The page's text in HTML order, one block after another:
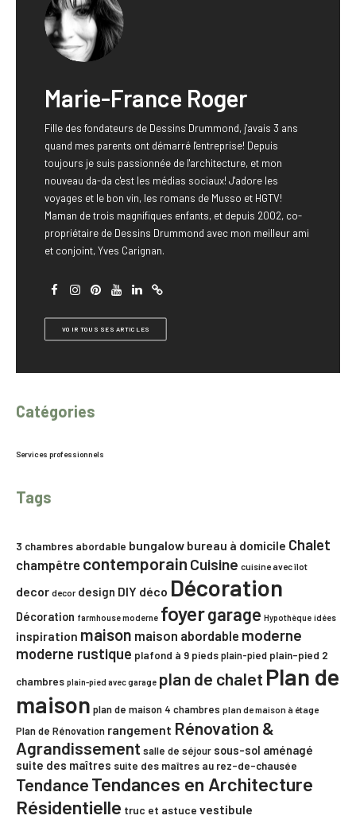
Marie-France Roger
Fille des fondateurs de Dessins Drummond, j'avais 3 ans
quand mes parents ont démarré l'entreprise! Depuis
toujours je suis passionnée de l'architecture, et mon
nouveau da-da c'est les médias sociaux! J'adore les
voyages et le bon vin, les romans de Musso et HGTV!
Maman de trois magnifiques enfants, et depuis 2002, co-
propriétaire de Dessins Drummond avec mon meilleur ami
et conjoint, Yves Carignan.
VOIR TOUS SES ARTICLES
Catégories
Services professionnels
Tags
3 chambres abordable bungalow bureau à domicile Chalet
champêtre contemporain Cuisine cuisine avec îlot
decor decor design DIY déco Décoration
Décoration farmhouse moderne foyergarage Hypothèque idées
inspiration maison maison abordable moderne
moderne rustique plafond à 9 piedsplain-pied plain-pied 2
chambres plain-pied avec garage plan de chalet Plan de
maison plan de maison 4 chambres plan de maison à étage
Plan de Rénovation rangement Rénovation &
Agrandissement salle de séjour sous-sol aménagé
suite des maîtres suite des maîtres au rez-de-chausée
Tendance Tendances en Architecture
Résidentielle truc et astuce vestibule